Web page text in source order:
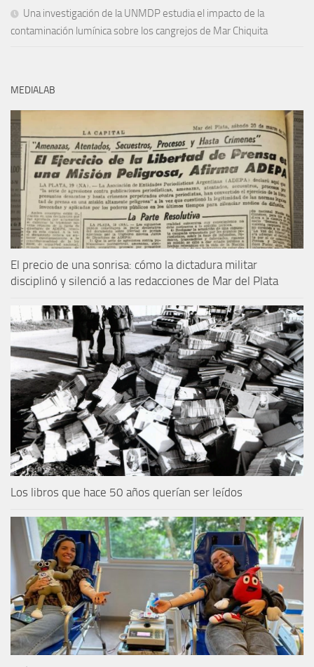
Una investigación de la UNMDP estudia el impacto de la
contaminación lumínica sobre los cangrejos de Mar Chiquita
MEDIALAB
El precio de una sonrisa: cómo la dictadura militar
disciplinó y silenció a las redacciones de Mar del Plata
Los libros que hace 50 años querían ser leídos